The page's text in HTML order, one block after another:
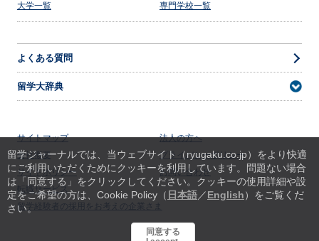
留学ジャーナルでは、当ウェブサイト（ryugaku.co.jp）をより快適
にご利用いただくためにクッキーを利用しています。
問題ない場合
は「同意する」をクリックしてください。クッキーの使用詳細や設
定をご希望の方は、Cookie Policy（ 日本語／English）をご覧くだ
さい。
同意する
大学一覧
専門学校一覧
よくある質問
留学大辞典
サイトマップ
法人の方へ
会社概要
プライバシーポリシー
サイトポリシー
お問い合わせ
転職サービス
留学経験者の採用をお考えの企業さま